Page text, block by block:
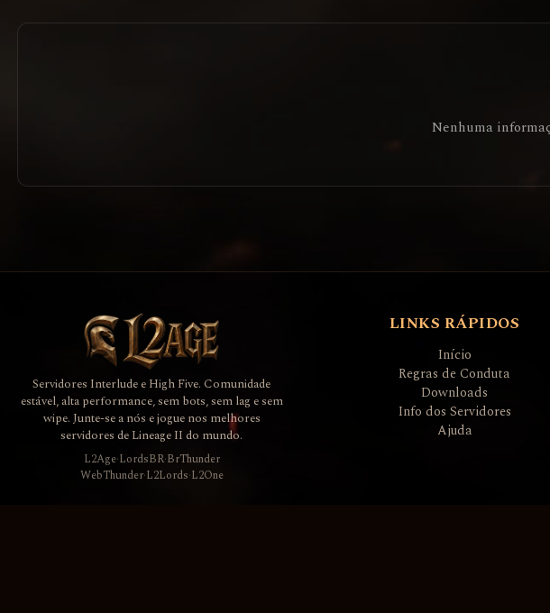
Nenhuma
Servidores Interlude e High Five. Comunidade
estável, alta performance, sem bots, sem lag e sem
wipe. Junte-se a nós e jogue nos melhores
servidores de Lineage II do mundo.
L2Age·LordsBR·BrThunder
WebThunder·L2Lords·L2One
LINKS RÁPIDOS
Início
Regras de Conduta
Downloads
Info dos Servidores
Ajuda